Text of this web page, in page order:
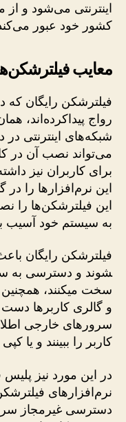
اینترنتی می‌شود و
کشور خود عبور
معایب
فیلترشکن رایگان
رواج پیداکرده‌اند،
شبکه‌های اینترنتی در
می‌تواند نصب آن در
برای کاربران نیز
این نرم‌افزارها را
این فیلترشکن‌ها را
به سیستم خود آسیب
شوند و دسترسی به
سخت می­کنند،
و گالری کاربرها دست
سرورهای خارجی
کاربر را ببینند و یا
در این مورد نیز پلیس
نرم‌افزارهای
دسترسی غیرمجاز